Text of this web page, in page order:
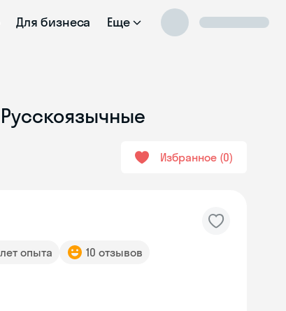
Для бизнеса Еще
Избранное 0
опыта 10 отзывов